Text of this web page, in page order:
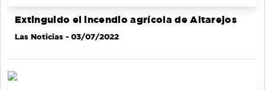
Extinguido el incendio agrícola de Altarejos
Las Noticias - 03/07/2022